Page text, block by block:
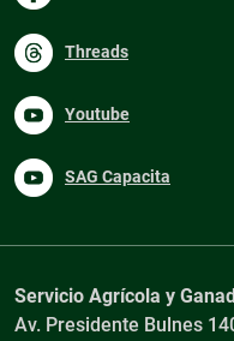
Threads
Youtube
SAG Capacita
Servicio Agrícola y
Av. Presidente Bulnes